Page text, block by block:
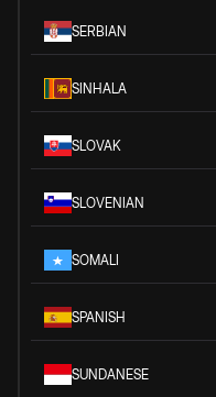
SERBIAN
SINHALA
SLOVAK
SLOVENIAN
SOMALI
SPANISH
SUNDANESE